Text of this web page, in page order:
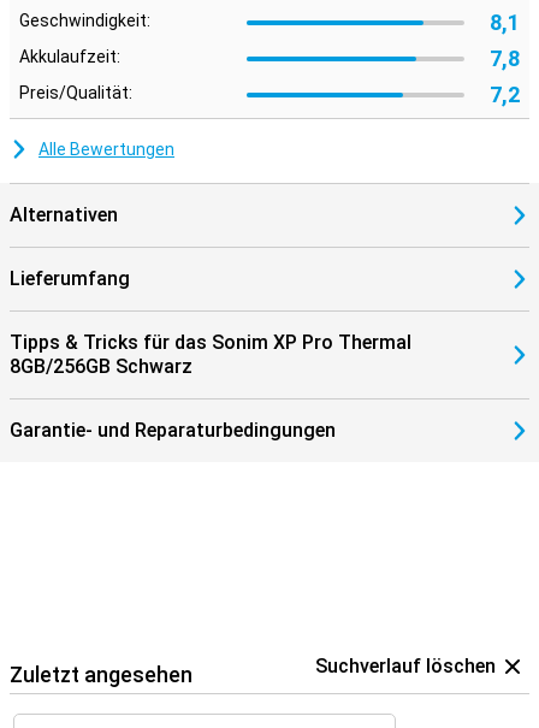
Geschwindigkeit: 8,1
Akkulaufzeit: 7,8
Preis/Qualität: 7,2
Alle Bewertungen
Alternativen
Lieferumfang
Tipps & Tricks für das Sonim XP Pro Thermal
8GB/256GB Schwarz
Garantie- und Reparaturbedingungen
Zuletzt angesehen Suchverlauf löschen